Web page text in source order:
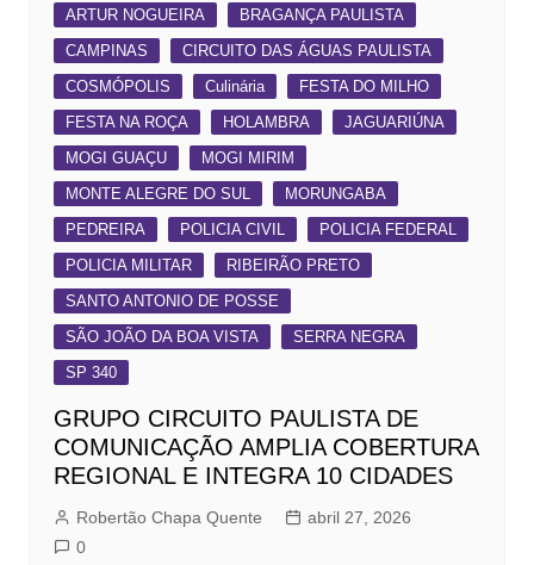
ARTUR NOGUEIRA
BRAGANÇA PAULISTA
CAMPINAS
CIRCUITO DAS ÁGUAS PAULISTA
COSMÓPOLIS
Culinária
FESTA DO MILHO
FESTA NA ROÇA
HOLAMBRA
JAGUARIÚNA
MOGI GUAÇU
MOGI MIRIM
MONTE ALEGRE DO SUL
MORUNGABA
PEDREIRA
POLICIA CIVIL
POLICIA FEDERAL
POLICIA MILITAR
RIBEIRÃO PRETO
SANTO ANTONIO DE POSSE
SÃO JOÃO DA BOA VISTA
SERRA NEGRA
SP 340
GRUPO CIRCUITO PAULISTA DE
COMUNICAÇÃO AMPLIA COBERTURA
REGIONAL E INTEGRA 10 CIDADES
Robertão Chapa Quente
abril 27, 2026
0